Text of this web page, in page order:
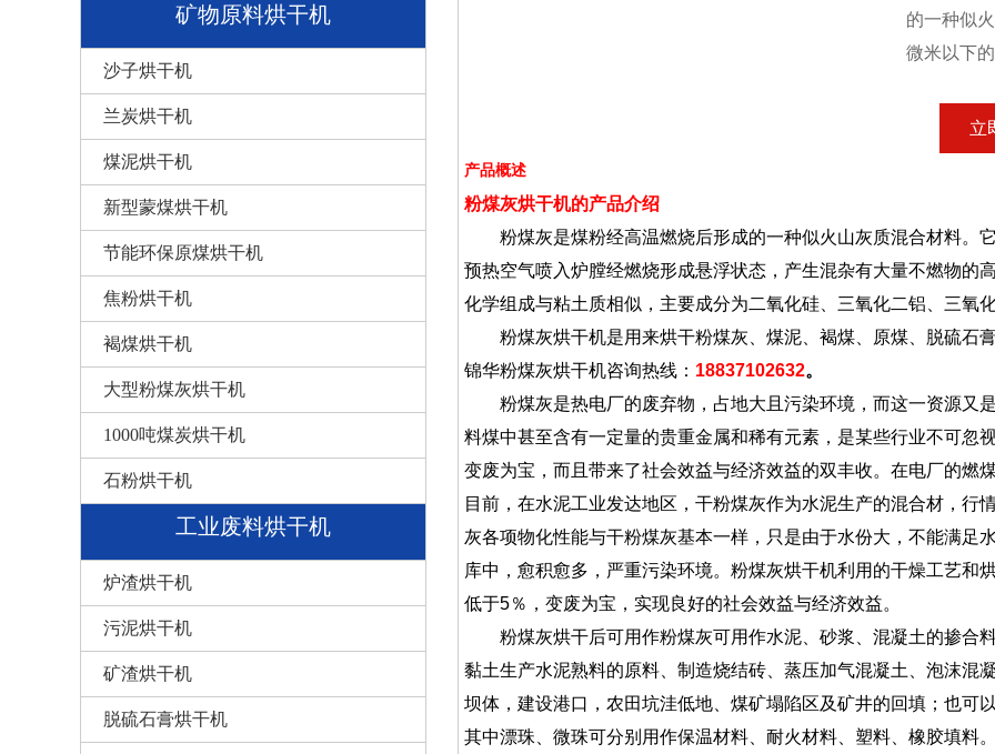
1 2 3
矿物原料烘干机
沙子烘干机
兰炭烘干机
煤泥烘干机
新型蒙煤烘干机
节能环保原煤烘干机
焦粉烘干机
褐煤烘干机
大型粉煤灰烘干机
1000吨煤炭烘干机
石粉烘干机
工业废料烘干机
炉渣烘干机
污泥烘干机
矿渣烘干机
脱硫石膏烘干机
的一种似
微米以下
立
产品概述
粉煤灰烘干机的产品介绍
粉煤灰是煤粉经高温燃烧后形成的一种似火山灰质混合材料。
预热空气喷入炉膛经燃烧形成悬浮状态，产生混杂有大量不燃物的
化学组成与粘土质相似，主要成分为二氧化硅、三氧化二铝、三氧
粉煤灰烘干机是用来烘干粉煤灰、煤泥、褐煤、原煤、脱硫石
锦华粉煤灰烘干机咨询热线： 18837102632。
粉煤灰是热电厂的废弃物，占地大且污染环境，而这一资源又
料煤中甚至含有一定量的贵重金属和稀有元素，是某些行业不可忽
变废为宝，而且带来了社会效益与经济效益的双丰收。在电厂的燃
目前，在水泥工业发达地区，干粉煤灰作为水泥生产的混合材，行
灰各项物化性能与干粉煤灰基本一样，只是由于水份大，不能满足
库中，愈积愈多，严重污染环境。粉煤灰烘干机利用的干燥工艺和
低于5％，变废为宝，实现良好的社会效益与经济效益。
粉煤灰烘干后可用作粉煤灰可用作水泥、砂浆、混凝土的掺合
黏土生产水泥熟料的原料、制造烧结砖、蒸压加气混凝土、泡沫混
坝体，建设港口，农田坑洼低地、煤矿塌陷区及矿井的回填；也可
其中漂珠、微珠可分别用作保温材料、耐火材料、塑料、橡胶填料